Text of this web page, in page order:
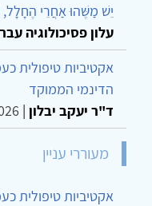
יֵשׁ מַשֶּׁהוּ אַחֲרֵי
עלון פסיכולוגיה
אקטיביות טיפולית
הדינמי הממוקד
ד"ר יעקב יבלון |
מעוררי עניין
אקטיביות טיפולית